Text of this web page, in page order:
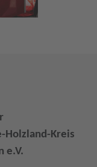
Holzland-Kreis
e.V.